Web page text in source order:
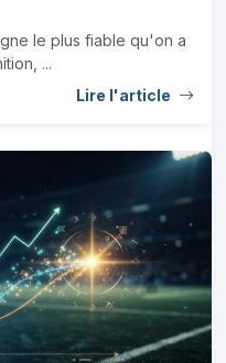
le plus fiable qu'on a
...
Lire l'article